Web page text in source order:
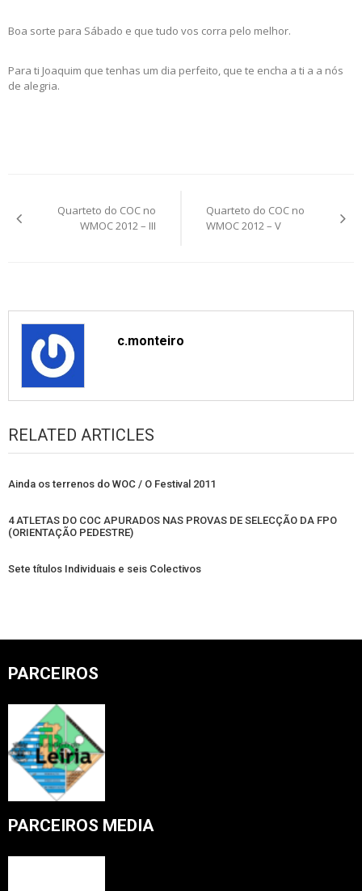
Boa sorte para Sábado e que tudo vos corra pelo melhor.
Para ti Joaquim que tenhas um dia perfeito, que te encha a ti a a nós
de alegria.
navigation
Quarteto do COC no
WMOC 2012 – III
Quarteto do COC no
WMOC 2012 – V
c.monteiro
RELATED ARTICLES
Ainda os terrenos do WOC / O Festival 2011
4 ATLETAS DO COC APURADOS NAS PROVAS DE SELECÇÃO DA FPO
(ORIENTAÇÃO PEDESTRE)
Sete títulos Individuais e seis Colectivos
PARCEIROS
PARCEIROS MEDIA